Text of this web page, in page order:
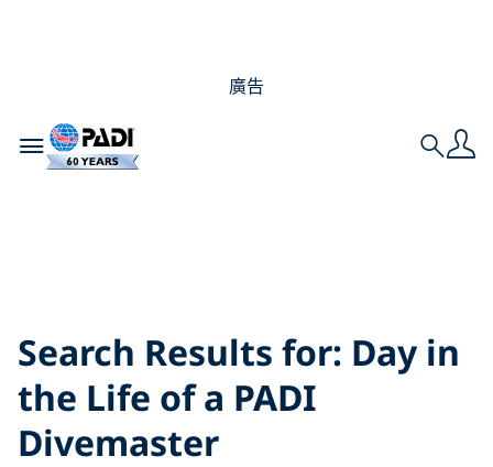
廣告
Toggle navigation Search
Search Results for: Day in
the Life of a PADI
Divemaster